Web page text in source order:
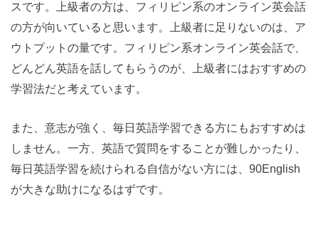
スです。上級者の方は、フィリピン系のオンライン英会話
の方が向いていると思います。上級者に足りないのは、ア
ウトプットの量です。フィリピン系オンライン英会話で、
どんどん英語を話してもらうのが、上級者にはおすすめの
学習法だと考えています。
また、意志が強く、毎日英語学習できる方にもおすすめは
しません。一方、英語で質問をすることが難しかったり、
毎日英語学習を続けられる自信がない方には、90English
が大きな助けになるはずです。